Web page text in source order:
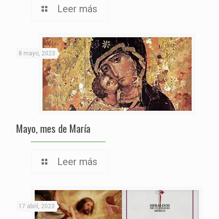
Leer más
8 mayo, 2023
Mayo, mes de María
Leer más
17 abril, 2023